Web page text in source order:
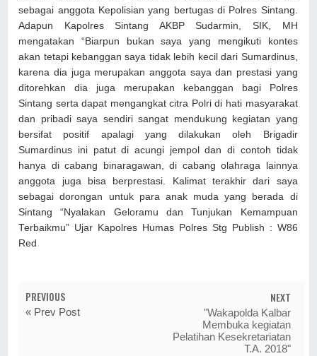
sebagai anggota Kepolisian yang bertugas di Polres Sintang.
Adapun Kapolres Sintang AKBP Sudarmin, SIK, MH
mengatakan “Biarpun bukan saya yang mengikuti kontes
akan tetapi kebanggan saya tidak lebih kecil dari Sumardinus,
karena dia juga merupakan anggota saya dan prestasi yang
ditorehkan dia juga merupakan kebanggan bagi Polres
Sintang serta dapat mengangkat citra Polri di hati masyarakat
dan pribadi saya sendiri sangat mendukung kegiatan yang
bersifat positif apalagi yang dilakukan oleh Brigadir
Sumardinus ini patut di acungi jempol dan di contoh tidak
hanya di cabang binaragawan, di cabang olahraga lainnya
anggota juga bisa berprestasi. Kalimat terakhir dari saya
sebagai dorongan untuk para anak muda yang berada di
Sintang “Nyalakan Geloramu dan Tunjukan Kemampuan
Terbaikmu” Ujar Kapolres Humas Polres Stg Publish : W86
Red
PREVIOUS
« Prev Post
NEXT
"Wakapolda Kalbar
Membuka kegiatan
Pelatihan Kesekretariatan
T.A. 2018"